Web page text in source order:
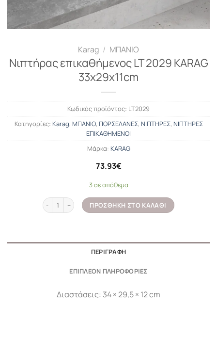
Karag / ΜΠΑΝΙΟ
Νιπτήρας επικαθήμενος LT 2029 KARAG
33x29x11cm
Κωδικός προϊόντος: LT2029
Κατηγορίες: Karag, ΜΠΑΝΙΟ, ΠΟΡΣΕΛΑΝΕΣ, ΝΙΠΤΗΡΕΣ, ΝΙΠΤΗΡΕΣ
ΕΠΙΚΑΘΗΜΕΝΟΙ
Μάρκα: KARAG
73.93€
3 σε απόθεμα
Νιπτήρας επικαθήμενος LT 2029 KARAG 33x29x11cm ποσότητα
ΠΡΟΣΘΉΚΗ ΣΤΟ ΚΑΛΆΘΙ
ΠΕΡΙΓΡΑΦΉ
ΕΠΙΠΛΈΟΝ ΠΛΗΡΟΦΟΡΊΕΣ
Διαστάσεις: 34 × 29,5 × 12 cm